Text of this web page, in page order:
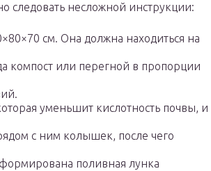
следовать несложной инструкции:
см. Она должна находиться на
компост или перегной в пропорции
уменьшит кислотность почвы, и
с ним колышек, после чего
поливная лунка